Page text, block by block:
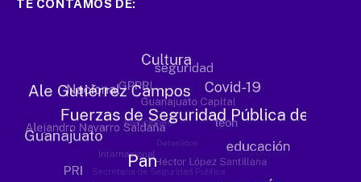
TE CONTAMOS DE: